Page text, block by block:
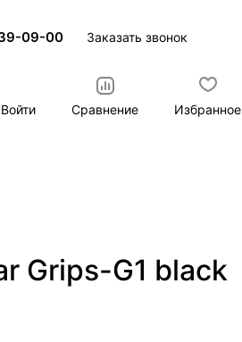
09-00 Заказать звонок
Войти Сравнение Избранное
Grips-G1 black